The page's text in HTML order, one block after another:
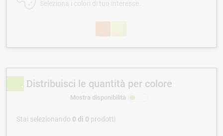
Seleziona i colori di tuo interesse.
Distribuisci le quantità per colore
Mostra disponibilità
Stai selezionando 0 di 0 prodotti